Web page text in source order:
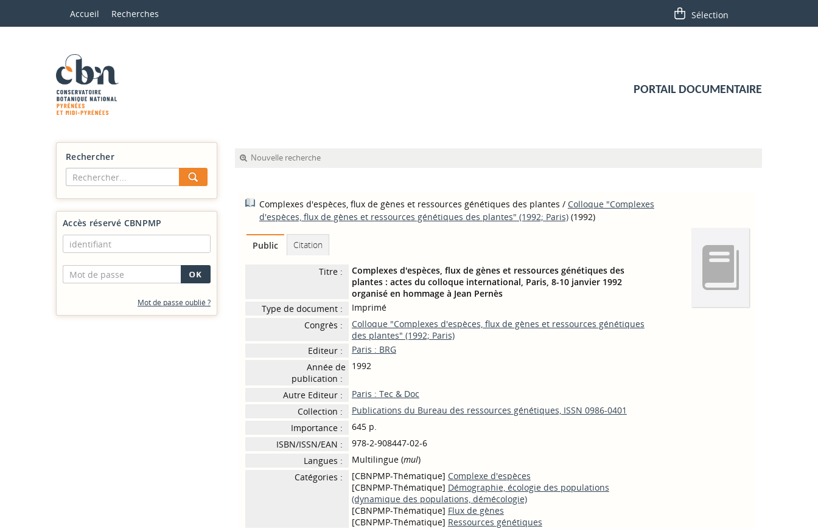
Accueil Recherches
PORTAIL DOCUMENTAIRE
Rechercher
Accès réservé CBNPMP
Mot de passe oublié ?
Nouvelle recherche
Complexes d'espèces, flux de gènes et ressources génétiques des plantes / Colloque "Complexes
d'espèces, flux de gènes et ressources génétiques des plantes" (1992; Paris)(1992)
Public Citation
Titre :
Complexes d'espèces, flux de gènes et ressources génétiques des
plantes : actes du colloque international, Paris, 8-10 janvier 1992
organisé en hommage à Jean Pernès
Type de document :
Imprimé
Congrès :
Colloque "Complexes d'espèces, flux de gènes et ressources génétiques
des plantes" (1992; Paris)
Editeur :
Paris : BRG
Année de
publication :
1992
Autre Editeur :
Paris : Tec & Doc
Collection :
Publications du Bureau des ressources génétiques, ISSN 0986-0401
Importance :
645 p.
ISBN/ISSN/EAN :
978-2-908447-02-6
Langues :
Multilingue (mul)
Catégories :
[CBNPMP-Thématique] Complexe d'espèces
[CBNPMP-Thématique] Démographie, écologie des populations
(dynamique des populations, démécologie)
[CBNPMP-Thématique] Flux de gènes
[CBNPMP-Thématique] Ressources génétiques